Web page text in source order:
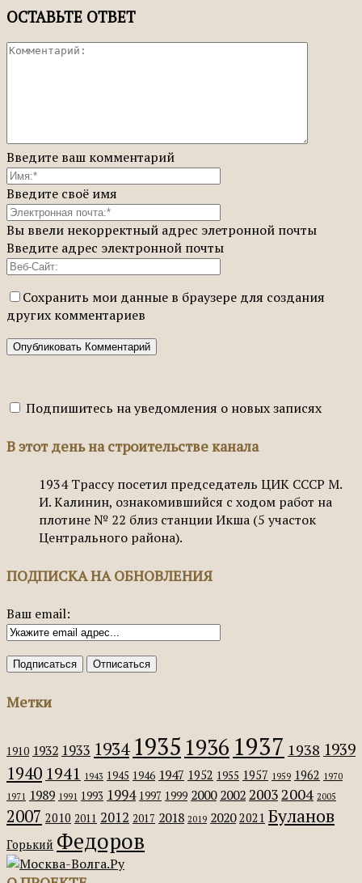
ОСТАВЬТЕ ОТВЕТ
Введите ваш комментарий
Введите своё имя
Вы ввели некорректный адрес элетронной почты
Введите адрес электронной почты
Сохранить мои данные в браузере для создания
других комментариев
Подпишитесь на уведомления о новых записях
В этот день на строительстве канала
1934 Трассу посетил председатель ЦИК СССР М.
И. Калинин, ознакомившийся с ходом работ на
плотине № 22 близ станции Икша (5 участок
Центрального района).
ПОДПИСКА НА ОБНОВЛЕНИЯ
Ваш email:
Метки
1910 1932 1933 1934 1935 1936 1937 1938 1939
1940 1941 1943 1945 1946 1947 1952 1955 1957 1959 1962 1970
1971 1989 1991 1993 1994 1997 1999 2000 2002 2003 2004 2005
2007 2010 2011 2012 2017 2018 2019 2020 2021 Буланов
Горький Федоров